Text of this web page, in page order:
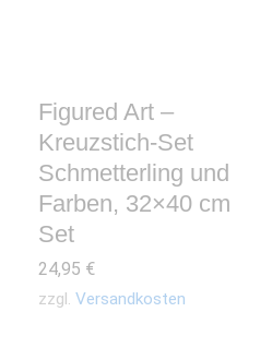
Figured Art –
Kreuzstich-Set
Schmetterling und
Farben, 32×40 cm
Set
24,95 €
zzgl. Versandkosten